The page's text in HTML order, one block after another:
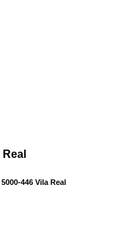
446 Vila Real